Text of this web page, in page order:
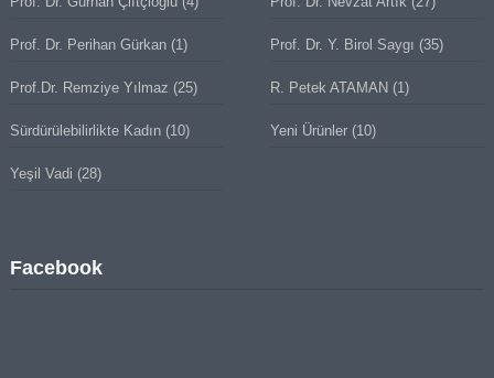
Prof. Dr. Perihan Gürkan(1) Prof. Dr. Y. Birol Saygı (35)
Prof.Dr. Remziye Yılmaz (25) R. Petek ATAMAN (1)
Sürdürülebilirlikte Kadın(10) Yeni Ürünler (10)
Yeşil Vadi (28)
Facebook